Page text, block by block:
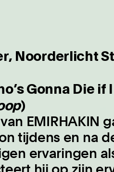
Noorderlicht
Gonna Die if
)
EMIRHAKIN
tijdens en na
ervaringen